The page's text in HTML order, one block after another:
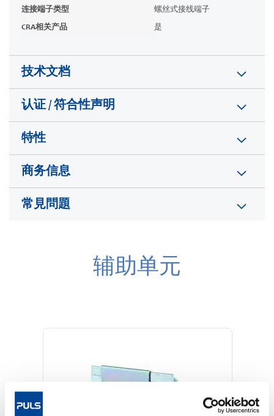
连接端子类型 螺丝式接线端子
CRA相关产品 是
技术文档
认证 / 符合性声明
特性
商务信息
常見問題
辅助单元